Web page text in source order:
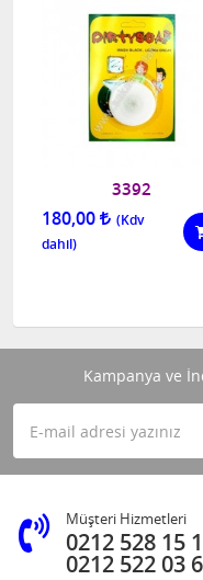
3392
180,00
Kampanya ve
Müşteri Hizmetleri
0212 528 15
0212 522 03